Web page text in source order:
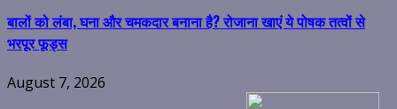
बालों को लंबा, घना और चमकदार बनाना है? रोजाना खाएं ये पोषक तत्वों से
भरपूर फूड्स
August 7, 2026